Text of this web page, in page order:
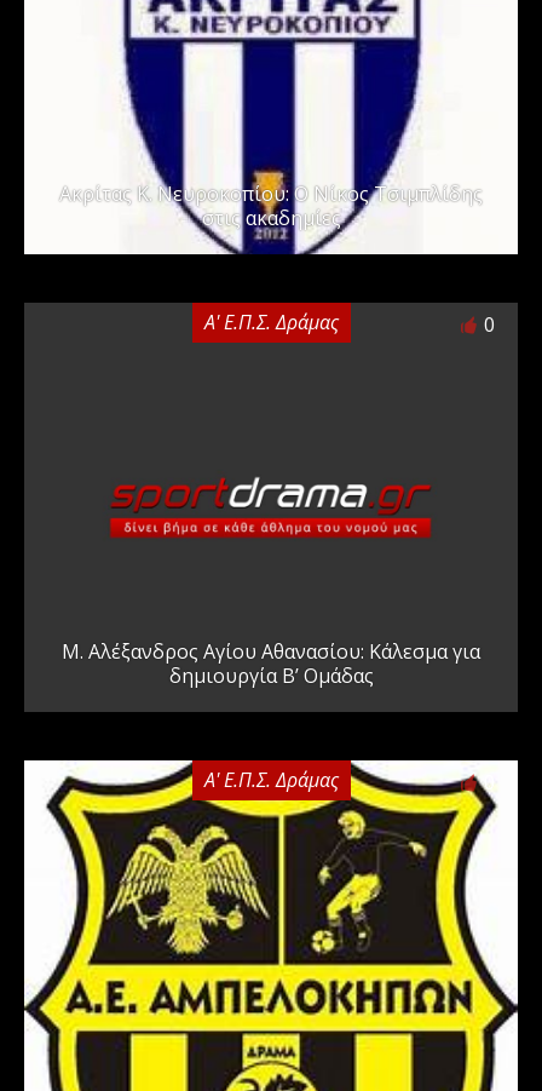
Ακρίτας Κ. Νευροκοπίου: Ο Νίκος Τσιμπλίδης
στις ακαδημίες
Α' Ε.Π.Σ. Δράμας 0
Μ. Αλέξανδρος Αγίου Αθανασίου: Κάλεσμα για
δημιουργία Β’ Ομάδας
Α' Ε.Π.Σ. Δράμας 0